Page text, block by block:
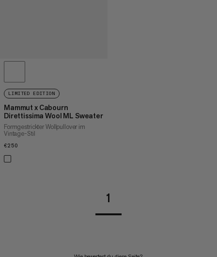
LIMITED EDITION
Mammut x Cabourn
Direttissima Wool ML Sweater
Formgestrickter Wollpullover im
Vintage-Stil
€250
1